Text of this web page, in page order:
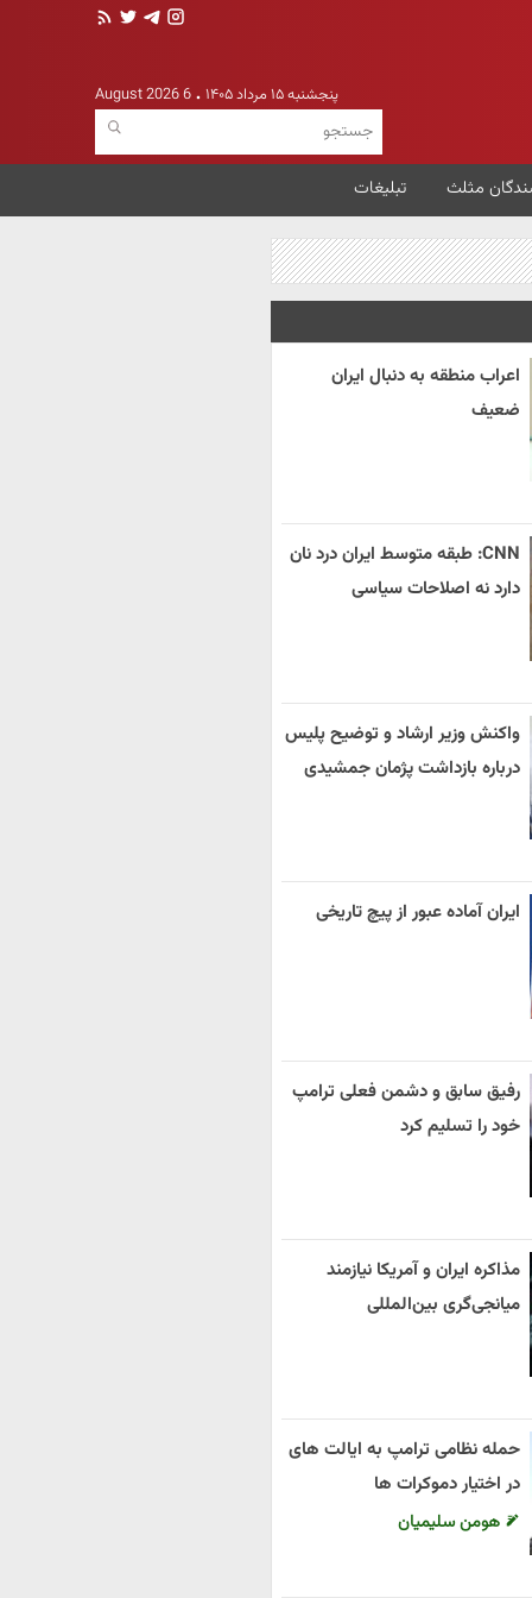
پنجشنبه ۱۵ مرداد ۱۴۰۵ 6 August 2026
مثلث تبلیغات
اعراب منطقه به دنبال ایران
ضعیف
CNN: طبقه متوسط ایران درد نان
دارد نه اصلاحات سیاسی
واکنش وزیر ارشاد و توضیح پلیس
درباره بازداشت پژمان جمشیدی
ایران آماده عبور از پیچ تاریخی
رفیق سابق و دشمن فعلی ترامپ
خود را تسلیم کرد
مذاکره ایران و آمریکا نیازمند
میانجی‌گری بین‌المللی
حمله نظامی ترامپ به ایالت های
در اختیار دموکرات ها
هومن سلیمیان